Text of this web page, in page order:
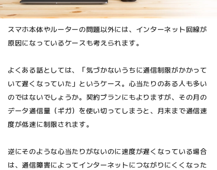
スマホ本体やルーターの問題以外には、インターネット回線が
原因になっているケースも考えられます。
よくある話としては、「気づかないうちに通信制限がかかって
いて遅くなっていた」というケース。心当たりのある人も多い
のではないでしょうか。契約プランにもよりますが、その月の
データ通信量（ギガ）を使い切ってしまうと、月末まで通信速
度が低速に制限されます。
逆にそのような心当たりがないのに速度が遅くなっている場合
は、通信障害によってインターネットにつながりにくくなった